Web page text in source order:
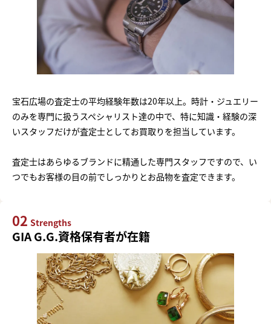
宝石広場の査定士の平均経験年数は20年以上。時計・ジュエリー
のみを専門に扱うスペシャリスト達の中で、特に知識・経験の深
いスタッフだけが査定士としてお買取りを担当しています。
査定士はあらゆるブランドに精通した専門スタッフですので、い
つでもお客様の目の前でしっかりとお品物を査定できます。
02 Strengths
GIA G.G.資格保有者が在籍